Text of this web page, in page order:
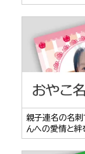
親子連名の名刺
んへの愛情と絆